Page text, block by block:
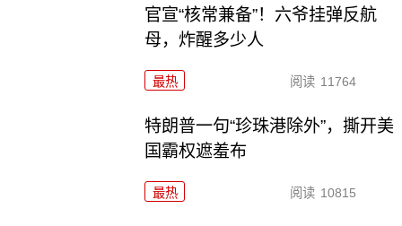
官宣“核常兼备”！六爷挂弹反航
母，炸醒多少人
最热 阅读 11764
特朗普一句“珍珠港除外”，撕开美
国霸权遮羞布
最热 阅读 10815